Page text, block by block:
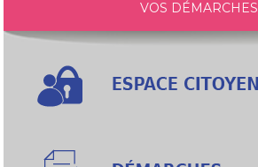
VOS DÉMARCHES